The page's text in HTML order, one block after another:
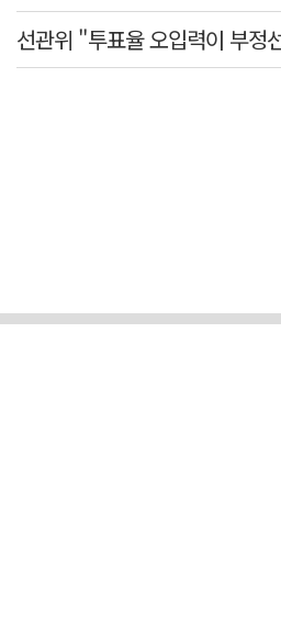
선관위 "투표율 오입력이 부정